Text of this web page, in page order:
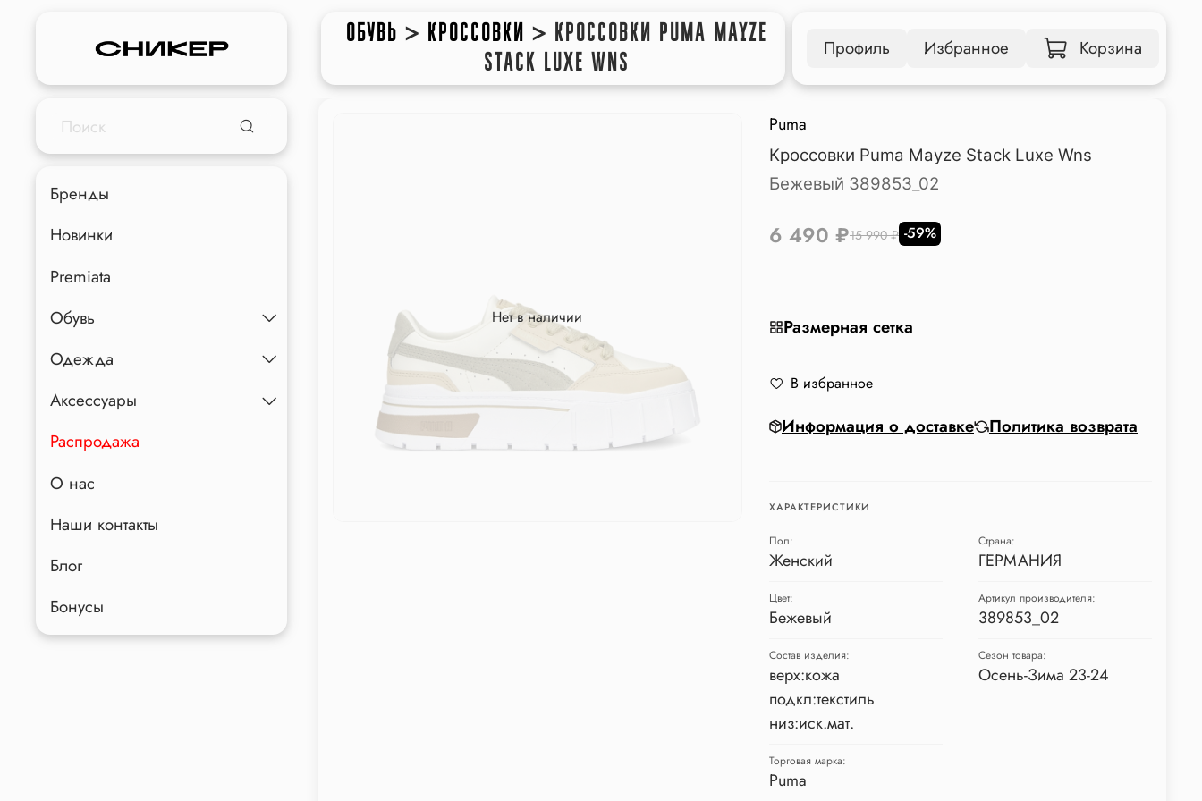
ОБУВЬ > КРОССОВКИ > КРОССОВКИ PUMA MAYZE
STACK LUXE WNS
Профиль Избранное Корзина
Нет в наличии
Puma
Кроссовки Puma Mayze Stack Luxe Wns
Бежевый 389853_02
Размерная сетка
6 490 ₽15 990 ₽ -59%
В избранное
Информация о доставке Политика возврата
ХАРАКТЕРИСТИКИ
Пол:
Женский
Страна:
ГЕРМАНИЯ
Цвет:
Бежевый
Артикул производителя:
389853_02
Состав изделия:
верх:кожа
подкл:текстиль
низ:иск.мат.
Сезон товара:
Осень-Зима 23-24
Торговая марка:
Puma
Бренды
Новинки
Premiata
Обувь
Одежда
Аксессуары
Распродажа
О нас
Наши контакты
Блог
Бонусы